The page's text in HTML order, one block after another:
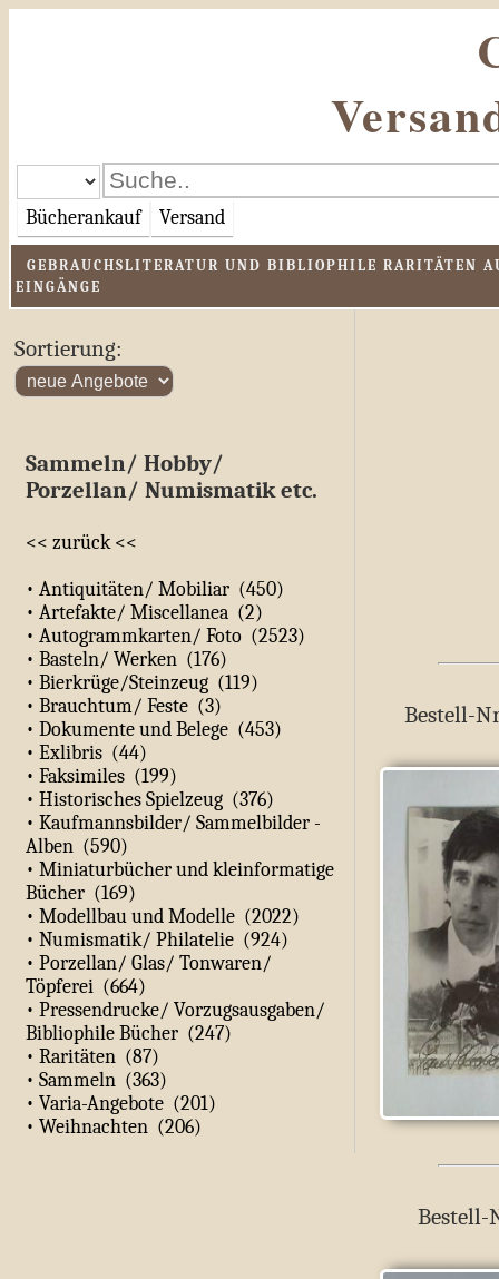
Bücherankauf Versand
GEBRAUCHSLITERATUR UND BIBLIOPHILE RARITÄTEN
EINGÄNGE
Sortierung:
Sammeln/ Hobby/
Porzellan/ Numismatik etc.
<< zurück <<
• Antiquitäten/ Mobiliar (450)
• Artefakte/ Miscellanea (2)
• Autogrammkarten/ Foto (2523)
• Basteln/ Werken (176)
• Bierkrüge/Steinzeug (119)
• Brauchtum/ Feste (3)
• Dokumente und Belege (453)
• Exlibris (44)
• Faksimiles (199)
• Historisches Spielzeug (376)
• Kaufmannsbilder/ Sammelbilder -
Alben (590)
• Miniaturbücher und kleinformatige
Bücher (169)
• Modellbau und Modelle (2022)
• Numismatik/ Philatelie (924)
• Porzellan/ Glas/ Tonwaren/
Töpferei (664)
• Pressendrucke/ Vorzugsausgaben/
Bibliophile Bücher (247)
• Raritäten (87)
• Sammeln (363)
• Varia-Angebote (201)
• Weihnachten (206)
Bestell-
Bestell-